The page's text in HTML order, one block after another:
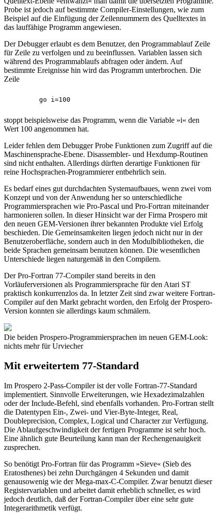
Probe ist jedoch auf bestimmte Compiler-Einstellungen, wie zum
Beispiel auf die Einfügung der Zeilennummern des Quelltextes in
das lauffähige Programm angewiesen.
Der Debugger erlaubt es dem Benutzer, den Programmablauf Zeile
für Zeile zu verfolgen und zu beeinflussen. Variablen lassen sich
während des Programmablaufs abfragen oder ändern. Auf
bestimmte Ereignisse hin wird das Programm unterbrochen. Die
Zeile
stoppt beispielsweise das Programm, wenn die Variable »i« den
Wert 100 angenommen hat.
Leider fehlen dem Debugger Probe Funktionen zum Zugriff auf die
Maschinensprache-Ebene. Disassembler- und Hexdump-Routinen
sind nicht enthalten. Allerdings dürften derartige Funktionen für
reine Hochsprachen-Programmierer entbehrlich sein.
Es bedarf eines gut durchdachten Systemaufbaues, wenn zwei vom
Konzept und von der Anwendung her so unterschiedliche
Programmiersprachen wie Pro-Pascal und Pro-Fortran miteinander
harmonieren sollen. In dieser Hinsicht war der Firma Prospero mit
den neuen GEM-Versionen ihrer bekannten Produkte viel Erfolg
beschieden. Die Gemeinsamkeiten liegen jedoch nicht nur in der
Benutzeroberfläche, sondern auch in den Modulbibliotheken, die
beide Sprachen gemeinsam benutzen können. Die wesentlichen
Unterschiede liegen naturgemäß in den Compilern.
Der Pro-Fortran 77-Compiler stand bereits in den
Vorläuferversionen als Programmiersprache für den Atari ST
praktisch konkurrenzlos da. In letzter Zeit sind zwar weitere Fortran-
Compiler auf den Markt gebracht worden, den Erfolg der Prospero-
Version konnten sie allerdings kaum schmälern.
Die beiden Prospero-Programmiersprachen im neuen GEM-Look:
nichts mehr für Urviecher
Mit erweitertem 77-Standard
Im Prospero 2-Pass-Compiler ist der volle Fortran-77-Standard
implementiert. Sinnvolle Erweiterungen, wie Hexadezimalzahlen
oder der Include-Befehl, sind ebenfalls vorhanden. Pro-Fortran stellt
die Datentypen Ein-, Zwei- und Vier-Byte-Integer, Real,
Doubleprecision, Complex, Logical und Character zur Verfügung.
Die Ablaufgeschwindigkeit der fertigen Programme ist sehr hoch.
Eine ähnlich gute Beurteilung kann man der Rechengenauigkeit
zusprechen.
So benötigt Pro-Fortran für das Programm »Sieve« (Sieb des
Eratosthenes) bei zehn Durchgängen 4 Sekunden und damit
genausowenig wie der Mega-max-C-Compiler. Zwar benutzt dieser
Registervariablen und arbeitet damit erheblich schneller, es wird
jedoch deutlich, daß der Fortran-Compiler über eine sehr gute
Integerarithmetik verfügt.